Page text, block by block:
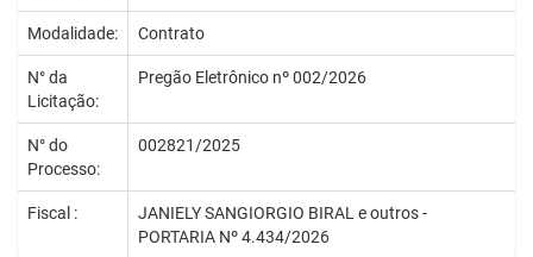
Modalidade: Contrato
N° da
Licitação:
Pregão Eletrônico nº 002/2026
N° do
Processo:
002821/2025
Fiscal :
JANIELY SANGIORGIO BIRAL e outros -
PORTARIA Nº 4.434/2026